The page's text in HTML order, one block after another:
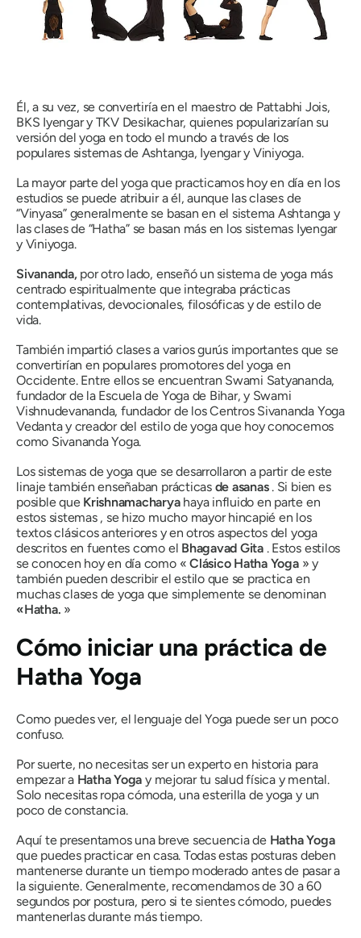
Él, a su vez, se convertiría en el maestro de Pattabhi Jois,
BKS Iyengar y TKV Desikachar, quienes popularizarían su
versión del yoga en todo el mundo a través de los
populares sistemas de Ashtanga, Iyengar y Viniyoga.
La mayor parte del yoga que practicamos hoy en día en los
estudios se puede atribuir a él, aunque las clases de
“Vinyasa” generalmente se basan en el sistema Ashtanga y
las clases de “Hatha” se basan más en los sistemas Iyengar
y Viniyoga.
Sivananda,por otro lado, enseñó un sistema de yoga más
centrado espiritualmente que integraba prácticas
contemplativas, devocionales, filosóficas y de estilo de
vida.
También impartió clases a varios gurús importantes que se
convertirían en populares promotores del yoga en
Occidente. Entre ellos se encuentran Swami Satyananda,
fundador de la Escuela de Yoga de Bihar, y Swami
Vishnudevananda, fundador de los Centros Sivananda Yoga
Vedanta y creador del estilo de yoga que hoy conocemos
como Sivananda Yoga.
Los sistemas de yoga que se desarrollaron a partir de este
linaje también enseñaban prácticas de asanas. Si bien es
posible que Krishnamacharyahaya influido en parte en
estos sistemas , se hizo mucho mayor hincapié en los
textos clásicos anteriores y en otros aspectos del yoga
descritos en fuentes como el Bhagavad Gita. Estos estilos
se conocen hoy en día como «Clásico HathaYoga» y
también pueden describir el estilo que se practica en
muchas clases de yoga que simplemente se denominan
«Hatha. »
Cómo iniciar una práctica de
Hatha Yoga
Como puedes ver, el lenguaje del Yoga puede ser un poco
confuso.
Por suerte, no necesitas ser un experto en historia para
empezar a HathaYoga y mejorar tu salud física y mental.
Solo necesitas ropa cómoda, una esterilla de yoga y un
poco de constancia.
Aquí te presentamos una breve secuencia de HathaYoga
que puedes practicar en casa. Todas estas posturas deben
mantenerse durante un tiempo moderado antes de pasar a
la siguiente. Generalmente, recomendamos de 30 a 60
segundos por postura, pero si te sientes cómodo, puedes
mantenerlas durante más tiempo.